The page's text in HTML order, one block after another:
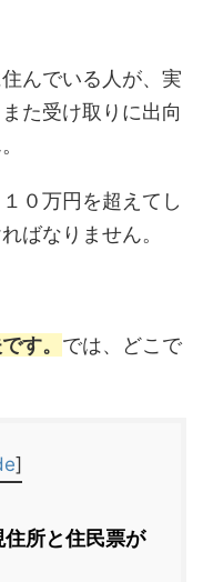
んでいる人が、実
た受け取りに出向
０万円を超えてし
ばなりません。
す。 では、どこで
]
所と住民票が